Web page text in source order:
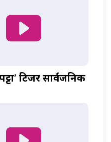
टिजर सार्वजनिक